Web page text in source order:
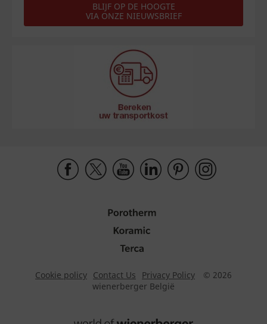
BLIJF OP DE HOOGTE
VIA ONZE NIEUWSBRIEF
Cookie policy Contact Us Privacy Policy
© 2026
wienerberger België